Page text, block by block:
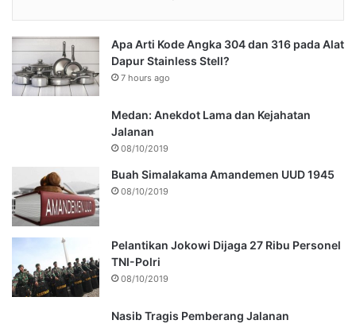
Apa Arti Kode Angka 304 dan 316 pada Alat
Dapur Stainless Stell?
7 hours ago
Medan: Anekdot Lama dan Kejahatan
Jalanan
08/10/2019
Buah Simalakama Amandemen UUD 1945
08/10/2019
Pelantikan Jokowi Dijaga 27 Ribu Personel
TNI-Polri
08/10/2019
Nasib Tragis Pemberang Jalanan